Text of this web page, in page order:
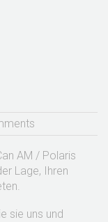
AM / Polaris
Lage, Ihren
sie uns und